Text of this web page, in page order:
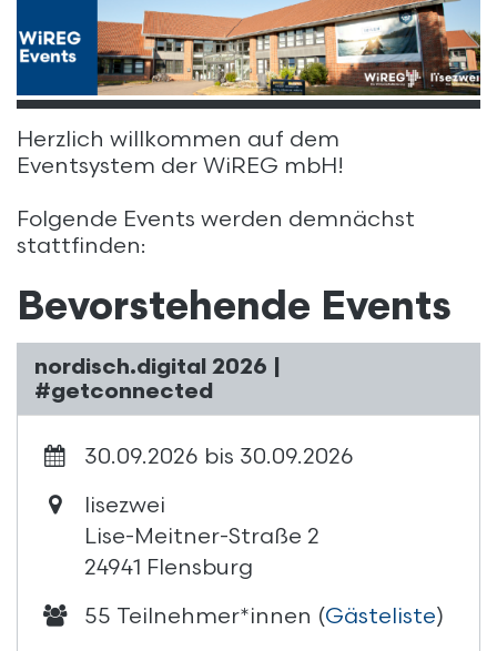
Herzlich willkommen auf dem
Eventsystem der WiREG mbH!
Folgende Events werden demnächst
stattfinden:
Bevorstehende Events
nordisch.digital 2026 |
#getconnected
30.09.2026 bis 30.09.2026
lisezwei
Lise-Meitner-Straße 2
24941 Flensburg
55 Teilnehmer*innen (Gästeliste)